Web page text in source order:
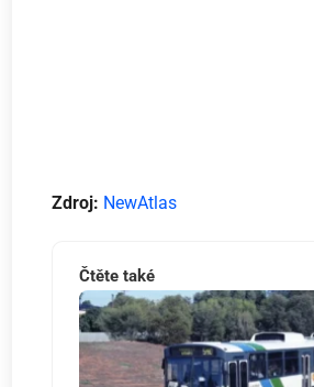
Zdroj: NewAtlas
Čtěte také